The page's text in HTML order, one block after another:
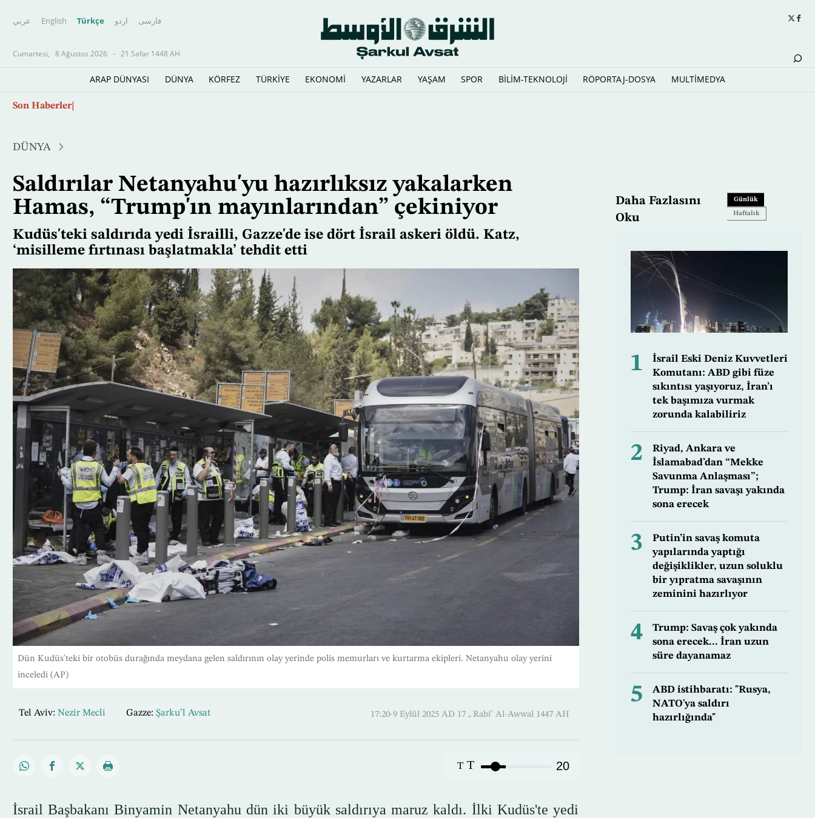
عربي English Türkçe اردو فارسى
Cumartesi, 8 Ağustos 2026 - 21 Safar 1448 AH
ARAP DÜNYASI DÜNYA KÖRFEZ TÜRKİYE EKONOMİ YAZARLAR YAŞAM SPOR BİLİM-TEKNOLOJİ RÖPORTAJ-DOSYA MULTİMEDYA
Ana
Son Haberler
DÜNYA
Saldırılar Netanyahu'yu hazırlıksız yakalarken
Hamas, “Trump'ın mayınlarından” çekiniyor
Kudüs'teki saldırıda yedi İsrailli, Gazze'de ise dört İsrail askeri öldü. Katz,
‘misilleme fırtınası başlatmakla’ tehdit etti
Dün Kudüs'teki bir otobüs durağında meydana gelen saldırının olay yerinde polis memurları ve kurtarma ekipleri. Netanyahu olay yerini
inceledi (AP)
Tel Aviv: Nezir Mecli Gazze: Şarku’l Avsat 17:20-9 Eylül 2025 AD ـ 17 Rabi’ Al-Awwal 1447 AH
T T 20
İsrail Başbakanı Binyamin Netanyahu dün iki büyük saldırıya maruz kaldı. İlki Kudüs'te yedi
Daha Fazlasını
Oku
Günlük
Haftalık
1
İsrail Eski Deniz Kuvvetleri
Komutanı: ABD gibi füze
sıkıntısı yaşıyoruz, İran’ı
tek başımıza vurmak
zorunda kalabiliriz
2
Riyad, Ankara ve
İslamabad’dan “Mekke
Savunma Anlaşması”;
Trump: İran savaşı yakında
sona erecek
3
Putin’in savaş komuta
yapılarında yaptığı
değişiklikler, uzun soluklu
bir yıpratma savaşının
zeminini hazırlıyor
4
Trump: Savaş çok yakında
sona erecek... İran uzun
süre dayanamaz
5
ABD istihbaratı: "Rusya,
NATO'ya saldırı
hazırlığında"